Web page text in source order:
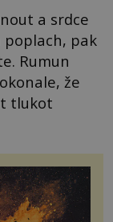
a srdce
poplach, pak
Rumun
že
tlukot